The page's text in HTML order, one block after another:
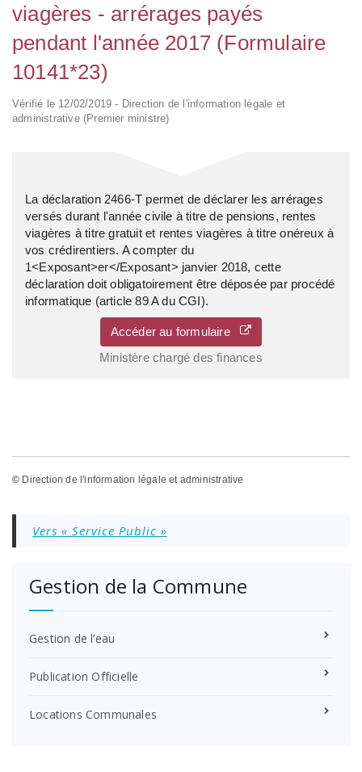
viagères - arrérages payés
pendant l'année 2017 (Formulaire
10141*23)
Vérifié le 12/02/2019 - Direction de l'information légale et
administrative (Premier ministre)
La déclaration 2466-T permet de déclarer les arrérages
versés durant l'année civile à titre de pensions, rentes
viagères à titre gratuit et rentes viagères à titre onéreux à
vos crédirentiers. A compter du
1<Exposant>er</Exposant> janvier 2018, cette
déclaration doit obligatoirement être déposée par procédé
informatique (article 89 A du CGI).
Accéder au formulaire
Ministère chargé des finances
© Direction de l'information légale et administrative
Vers « Service Public »
Gestion de la Commune
Gestion de l’eau
Publication Officielle
Locations Communales